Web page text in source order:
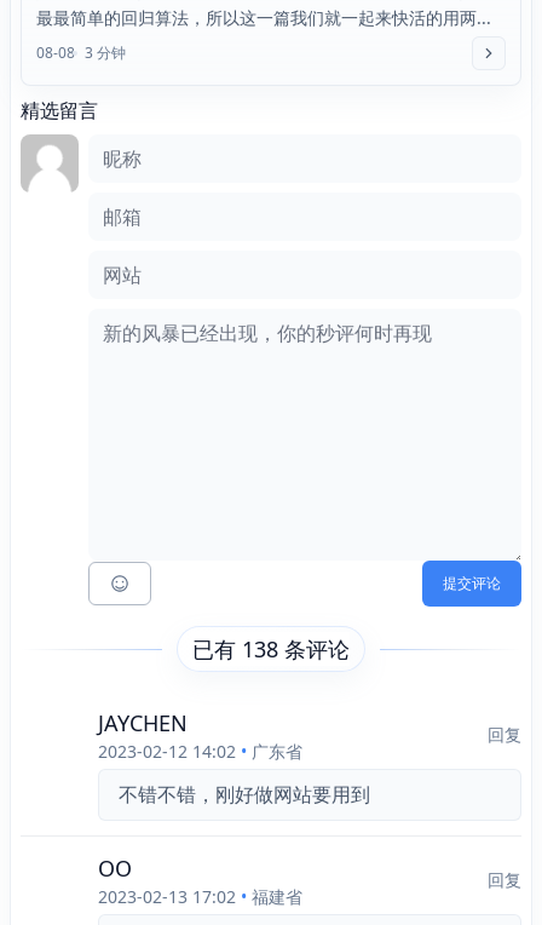
最最简单的回归算法，所以这一篇我们就一起来快活的用两...
08-08 3 分钟
精选留言
昵称
邮箱
网站
评论框
提交评论
已有 138 条评论
JAYCHEN
2023-02-12 14:02 • 广东省
回复
不错不错，刚好做网站要用到
OO
2023-02-13 17:02 • 福建省
回复